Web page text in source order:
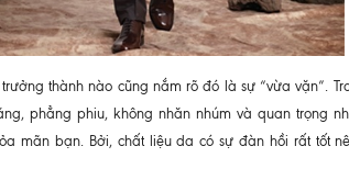
thành nào cũng nắm rõ đó là sự “vừa vặn”.
phẳng phiu, không nhăn nhúm và quan trọng
mãn bạn. Bởi, chất liệu da có sự đàn hồi rất tốt